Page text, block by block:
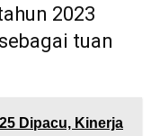
2023
tuan
Dipacu, Kinerja